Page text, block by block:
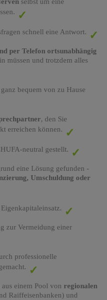
schnell eine Antwort.
per Telefon ortsunabhängig
müssen und trotzdem alles
bequem von zu Hause
, den Sie
erreichen können.
neutral gestellt.
eine Lösung gefunden -
Umschuldung oder
zur Vermeidung einer
professionelle
aus einem Pool von regionalen
Raiffeisenbanken) und